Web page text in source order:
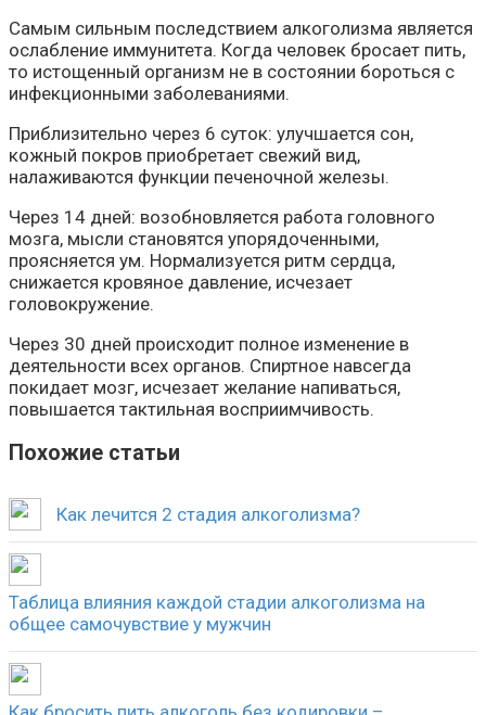
Самым сильным последствием алкоголизма является
ослабление иммунитета. Когда человек бросает пить,
то истощенный организм не в состоянии бороться с
инфекционными заболеваниями.
Приблизительно через 6 суток: улучшается сон,
кожный покров приобретает свежий вид,
налаживаются функции печеночной железы.
Через 14 дней: возобновляется работа головного
мозга, мысли становятся упорядоченными,
проясняется ум. Нормализуется ритм сердца,
снижается кровяное давление, исчезает
головокружение.
Через 30 дней происходит полное изменение в
деятельности всех органов. Спиртное навсегда
покидает мозг, исчезает желание напиваться,
повышается тактильная восприимчивость.
Похожие статьи
Как лечится 2 стадия алкоголизма?
Таблица влияния каждой стадии алкоголизма на
общее самочувствие у мужчин